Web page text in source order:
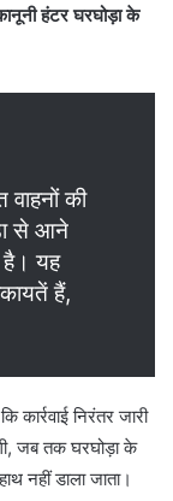
हंटर घरघोड़ा के
की
से आने
है। यह
हैं,
कार्रवाई निरंतर जारी
जब तक घरघोड़ा के
नहीं डाला जाता।